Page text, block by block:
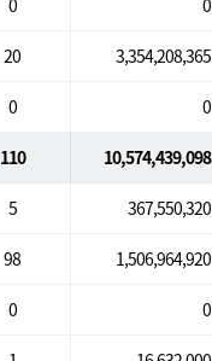
0 0
20 3,354,208,365
0 0
110 10,574,439,098
5 367,550,320
98 1,506,964,920
0 0